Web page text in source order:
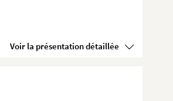
Voir la présentation détaillée